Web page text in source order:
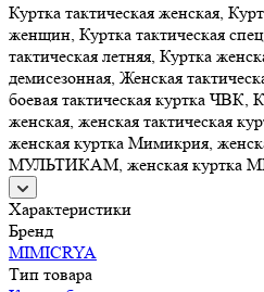
Куртка тактическая женская,
женщин, Куртка тактическая
тактическая летняя, Куртка
демисезонная, Женская
боевая тактическая куртка ЧВК,
женская, женская тактическая
женская куртка Мимикрия,
МУЛЬТИКАМ, женская куртка
Характеристики
Бренд
MIMICRYA
Тип товара